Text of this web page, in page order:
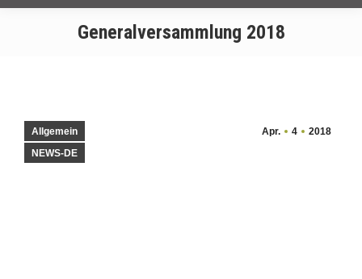
Generalversammlung 2018
Apr. 4 2018
Allgemein
NEWS-DE